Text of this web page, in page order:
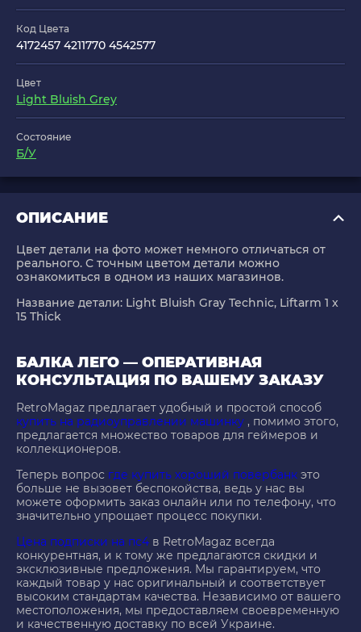
Код Цвета
4172457 4211770 4542577
Цвет
Light Bluish Grey
Состояние
Б/У
ОПИСАНИЕ
Цвет детали на фото может немного отличаться от
реального. С точным цветом детали можно
ознакомиться в одном из наших магазинов.
Название детали: Light Bluish Gray Technic, Liftarm 1 x
15 Thick
БАЛКА ЛЕГО — ОПЕРАТИВНАЯ
КОНСУЛЬТАЦИЯ ПО ВАШЕМУ ЗАКАЗУ
RetroMagaz предлагает удобный и простой способ
купить на радиоуправлении машинку , помимо этого,
предлагается множество товаров для геймеров и
коллекционеров.
Теперь вопрос где купить хороший повербанк это
больше не вызовет беспокойства, ведь у нас вы
можете оформить заказ онлайн или по телефону, что
значительно упрощает процесс покупки.
Цена подписки на пс4 в RetroMagaz всегда
конкурентная, и к тому же предлагаются скидки и
эксклюзивные предложения. Мы гарантируем, что
каждый товар у нас оригинальный и соответствует
высоким стандартам качества. Независимо от вашего
местоположения, мы предоставляем своевременную
и качественную доставку по всей Украине.